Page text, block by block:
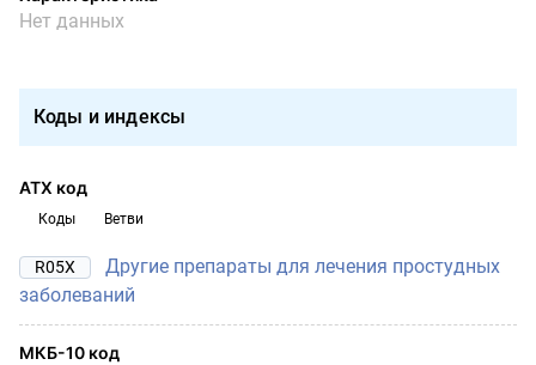
Нет данных
Коды и индексы
АТХ код
Коды Ветви
R05X
Другие препараты для лечения простудных
заболеваний
МКБ-10 код